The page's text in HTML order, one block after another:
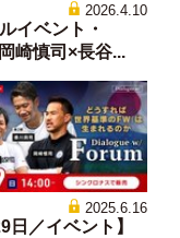
2026.4.10
イベント・
崎慎司×長谷...
2025.6.16
日／イベント】